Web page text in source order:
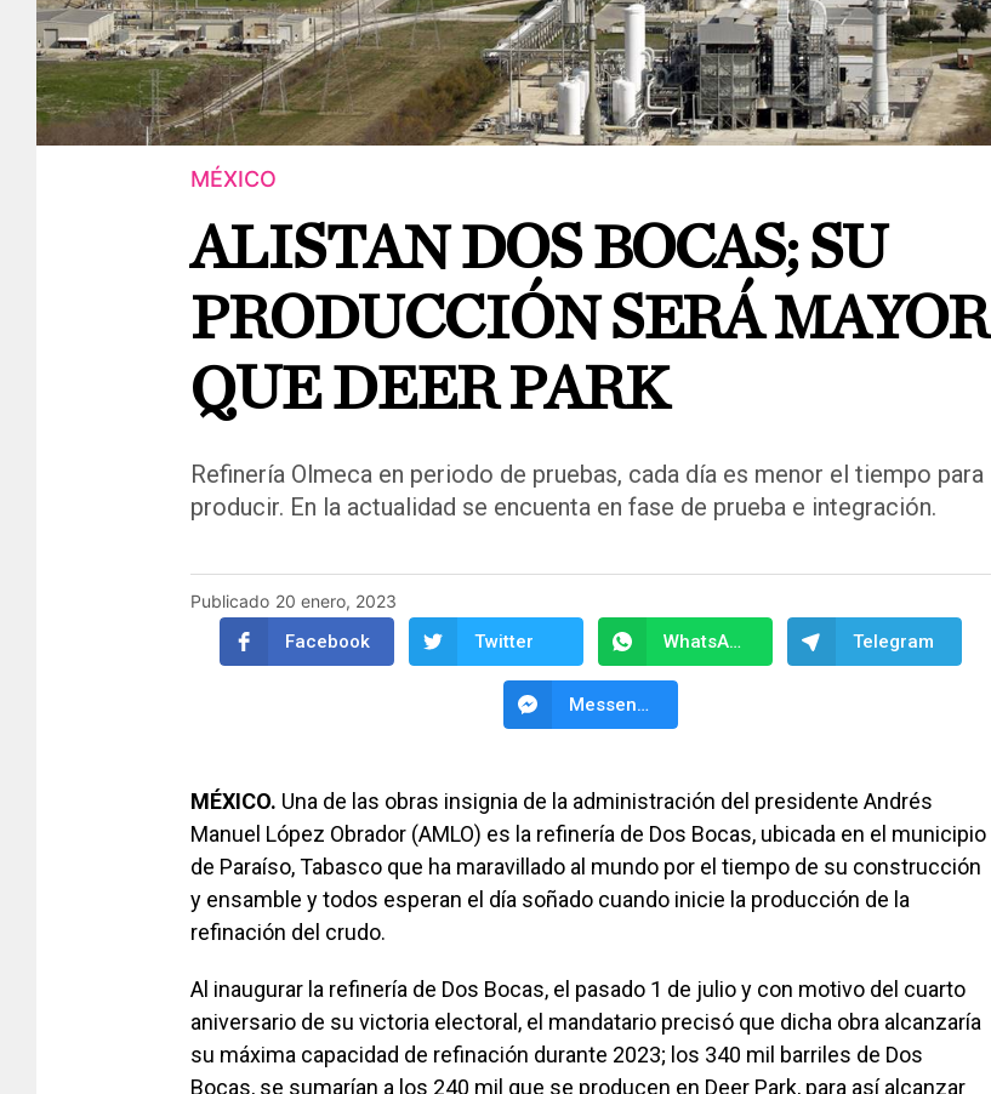
MÉXICO
ALISTAN DOS BOCAS; SU
PRODUCCIÓN SERÁ MAYOR
QUE DEER PARK
Refinería Olmeca en periodo de pruebas, cada día es menor el tiempo para
producir. En la actualidad se encuenta en fase de prueba e integración.
Publicado 20 enero, 2023
Facebook Twitter WhatsApp Telegram
Messenger
MÉXICO. Una de las obras insignia de la administración del presidente Andrés
Manuel López Obrador (AMLO) es la refinería de Dos Bocas, ubicada en el municipio
de Paraíso, Tabasco que ha maravillado al mundo por el tiempo de su construcción
y ensamble y todos esperan el día soñado cuando inicie la producción de la
refinación del crudo.
Al inaugurar la refinería de Dos Bocas, el pasado 1 de julio y con motivo del cuarto
aniversario de su victoria electoral, el mandatario precisó que dicha obra alcanzaría
su máxima capacidad de refinación durante 2023; los 340 mil barriles de Dos
Bocas, se sumarían a los 240 mil que se producen en Deer Park, para así alcanzar